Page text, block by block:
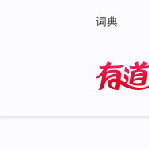
词典